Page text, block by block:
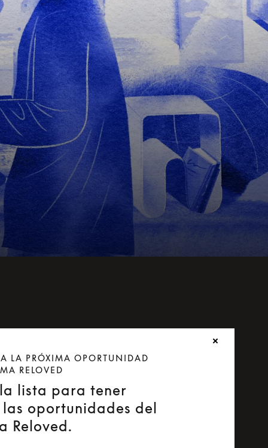
LA PRÓXIMA OPORTUNIDAD
RELOVED
lista para tener
oportunidades del
Reloved.